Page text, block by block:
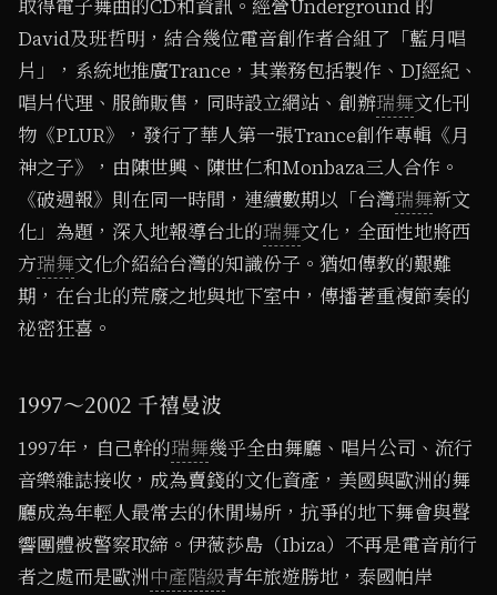
取得電子舞曲的CD和資訊。經營Underground 的
David及班哲明，結合幾位電音創作者合組了「藍月唱
片」，系統地推廣Trance，其業務包括製作、DJ經紀、
唱片代理、服飾販售，同時設立網站、創辦瑞舞文化刊
物《PLUR》，發行了華人第一張Trance創作專輯《月
神之子》，由陳世興、陳世仁和Monbaza三人合作。
《破週報》則在同一時間，連續數期以「台灣瑞舞新文
化」為題，深入地報導台北的瑞舞文化，全面性地將西
方瑞舞文化介紹給台灣的知識份子。猶如傳教的艱難
期，在台北的荒廢之地與地下室中，傳播著重複節奏的
祕密狂喜。
1997～2002 千禧曼波
1997年，自己幹的瑞舞幾乎全由舞廳、唱片公司、流行
音樂雜誌接收，成為賣錢的文化資產，美國與歐洲的舞
廳成為年輕人最常去的休閒場所，抗爭的地下舞會與聲
響團體被警察取締。伊薇莎島（Ibiza）不再是電音前行
者之處而是歐洲中產階級青年旅遊勝地，泰國帕岸